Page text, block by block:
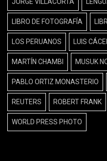
LIBRO DE FOTOGRAFÍA
LOS PERUANOS LUIS
MARTÍN CHAMBI MUSUK
PABLO ORTIZ MONASTERIO
REUTERS ROBERT FRANK
WORLD PRESS PHOTO